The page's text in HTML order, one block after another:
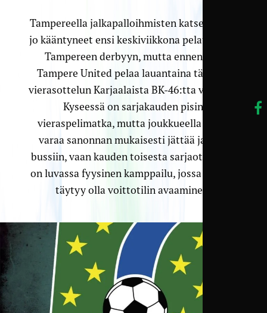
Tampereella jalkapalloihmisten katseet ovat
jo kääntyneet ensi keskiviikkona pelattavaan
Tampereen derbyyn, mutta ennen sitä
Tampere United pelaa lauantaina tärkeän
vierasottelun Karjaalaista BK-46:tta vastaan.
Kyseessä on sarjakauden pisin
vieraspelimatka, mutta joukkueella ei ole
varaa sanonnan mukaisesti jättää jalkoja
bussiin, vaan kauden toisesta sarjaottelusta
on luvassa fyysinen kamppailu, jossa haussa
täytyy olla voittotilin avaaminen.